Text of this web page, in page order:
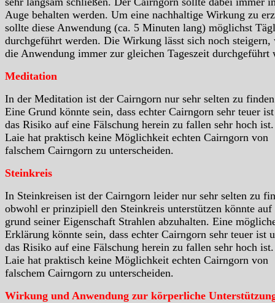
Auge behalten werden. Um eine nachhaltige Wirkung zu
sollte diese Anwendung (ca. 5 Minuten lang) möglichst
durchgeführt werden. Die Wirkung lässt sich noch steigern,
die Anwendung immer zur gleichen Tageszeit durchgeführt
Meditation
In der Meditation ist der Cairngorn nur sehr selten zu
Eine Grund könnte sein, dass echter Cairngorn sehr teuer
das Risiko auf eine Fälschung herein zu fallen sehr hoch
Laie hat praktisch keine Möglichkeit echten Cairngorn von
falschem Cairngorn zu unterscheiden.
Steinkreis
In Steinkreisen ist der Cairngorn leider nur sehr selten zu
obwohl er prinzipiell den Steinkreis unterstützen könnte auf
grund seiner Eigenschaft Strahlen abzuhalten. Eine
Erklärung könnte sein, dass echter Cairngorn sehr teuer ist
das Risiko auf eine Fälschung herein zu fallen sehr hoch
Laie hat praktisch keine Möglichkeit echten Cairngorn von
falschem Cairngorn zu unterscheiden.
Wirkung und Anwendung zur körperliche